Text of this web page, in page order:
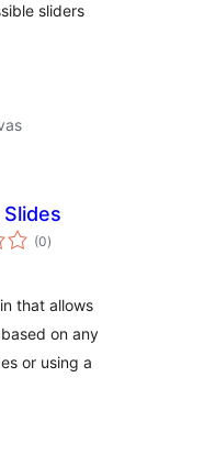
sliders
(0total
de
)
that allows
on any
or using a